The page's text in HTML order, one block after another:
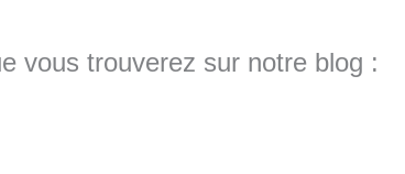
vous trouverez sur notre blog :